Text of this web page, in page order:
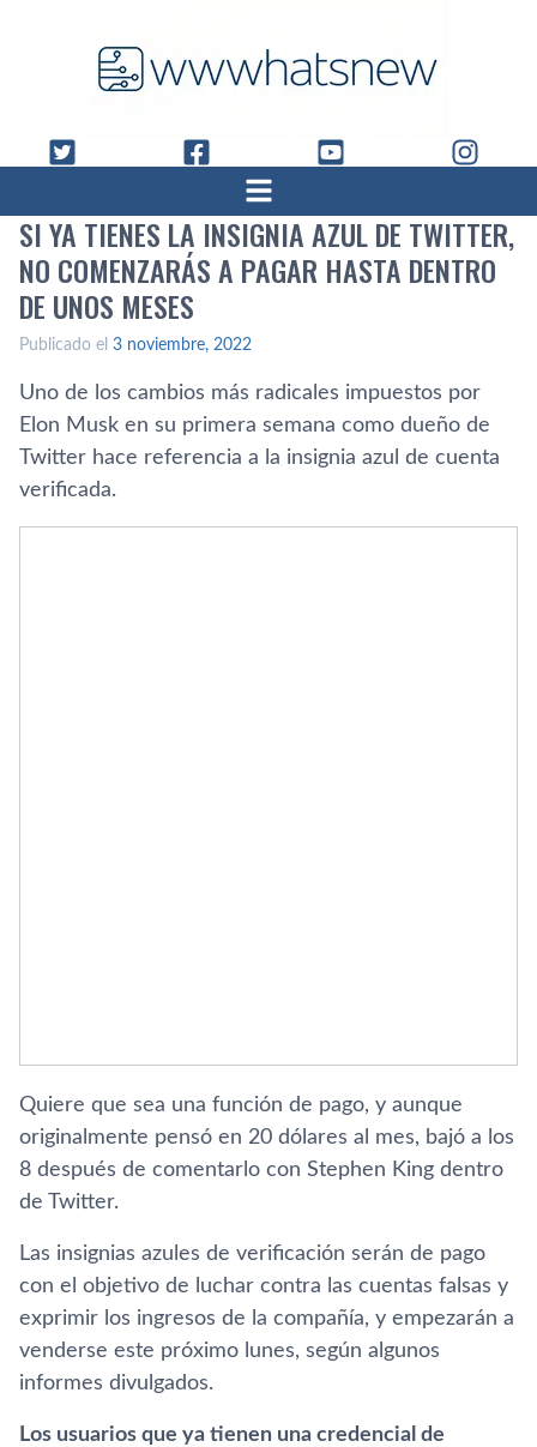
SI YA TIENES LA INSIGNIA AZUL DE TWITTER,
NO COMENZARÁS A PAGAR HASTA DENTRO
DE UNOS MESES
Publicado el 3 noviembre, 2022
Uno de los cambios más radicales impuestos por
Elon Musk en su primera semana como dueño de
Twitter hace referencia a la insignia azul de cuenta
verificada.
Quiere que sea una función de pago, y aunque
originalmente pensó en 20 dólares al mes, bajó a los
8 después de comentarlo con Stephen King dentro
de Twitter.
Las insignias azules de verificación serán de pago
con el objetivo de luchar contra las cuentas falsas y
exprimir los ingresos de la compañía, y empezarán a
venderse este próximo lunes, según algunos
informes divulgados.
Los usuarios que ya tienen una credencial de